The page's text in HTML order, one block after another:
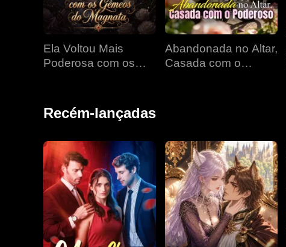
Ela Voltou Mais
Poderosa com os
Abandonada no Altar,
Casada com o
Recém-lançadas